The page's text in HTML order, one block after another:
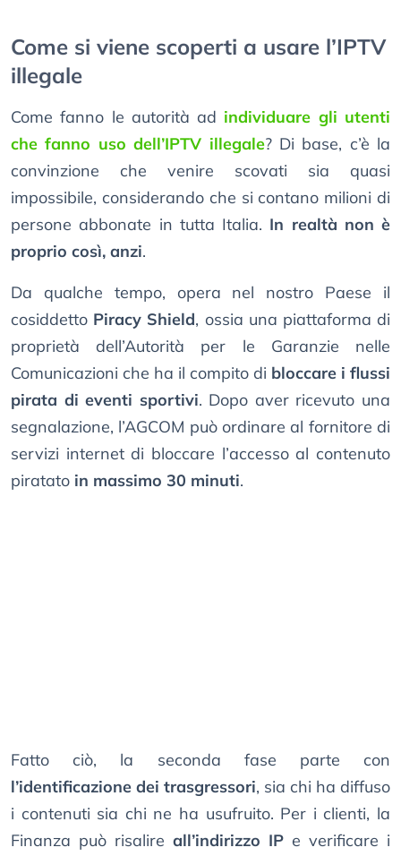
Come si viene scoperti a usare l’IPTV
illegale
Come fanno le autorità ad individuare gli utenti
che fanno uso dell’IPTV illegale? Di base, c’è la
convinzione che venire scovati sia quasi
impossibile, considerando che si contano milioni di
persone abbonate in tutta Italia. In realtà non è
proprio così, anzi.
Da qualche tempo, opera nel nostro Paese il
cosiddetto Piracy Shield, ossia una piattaforma di
proprietà dell’Autorità per le Garanzie nelle
Comunicazioni che ha il compito di bloccare i flussi
pirata di eventi sportivi. Dopo aver ricevuto una
segnalazione, l’AGCOM può ordinare al fornitore di
servizi internet di bloccare l’accesso al contenuto
piratato in massimo 30 minuti.
Fatto ciò, la seconda fase parte con
l’identificazione dei trasgressori, sia chi ha diffuso
i contenuti sia chi ne ha usufruito. Per i clienti, la
Finanza può risalire all’indirizzo IP e verificare i